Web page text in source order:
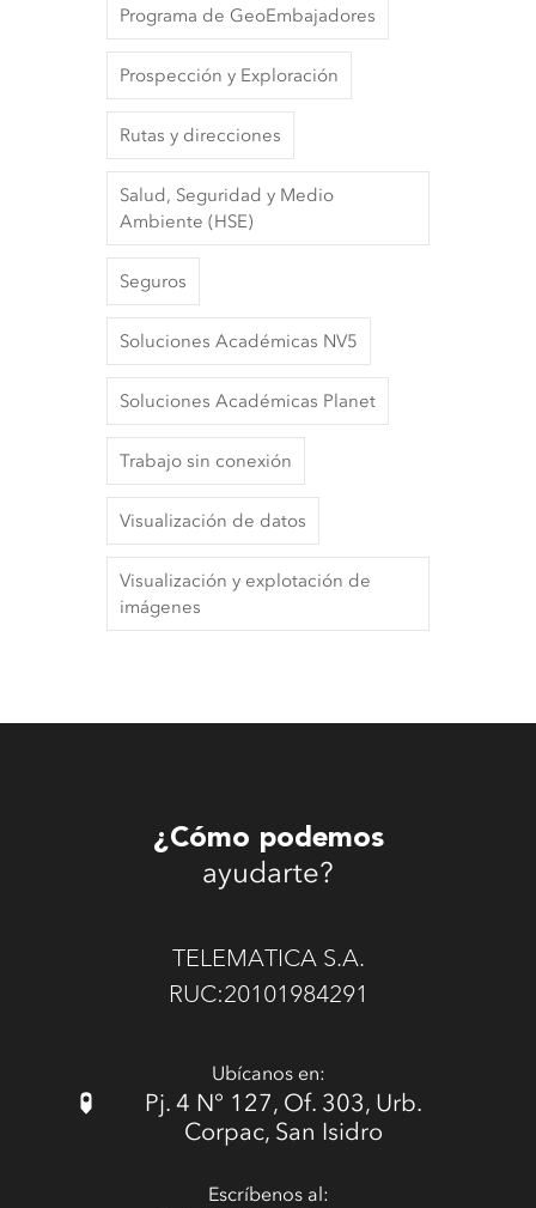
Programa de GeoEmbajadores
Prospección y Exploración
Rutas y direcciones
Salud, Seguridad y Medio
Ambiente (HSE)
Seguros
Soluciones Académicas NV5
Soluciones Académicas Planet
Trabajo sin conexión
Visualización de datos
Visualización y explotación de
imágenes
¿Cómo podemos
ayudarte?
TELEMATICA S.A.
RUC:20101984291
Ubícanos en:
Pj. 4 N° 127, Of. 303, Urb.
Corpac, San Isidro
Escríbenos al: